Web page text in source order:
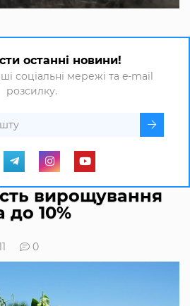
останні новини!
соціальні мережі та e-mail
розсилку.
вирощування
до 10%
0